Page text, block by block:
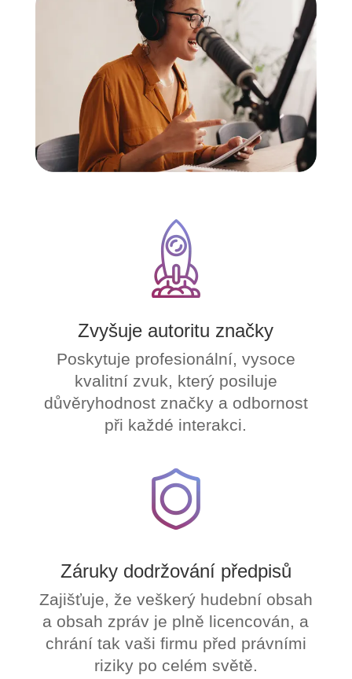
Zvyšuje autoritu značky
Poskytuje profesionální, vysoce
kvalitní zvuk, který posiluje
důvěryhodnost značky a odbornost
při každé interakci.
Záruky dodržování předpisů
Zajišťuje, že veškerý hudební obsah
a obsah zpráv je plně licencován, a
chrání tak vaši firmu před právními
riziky po celém světě.